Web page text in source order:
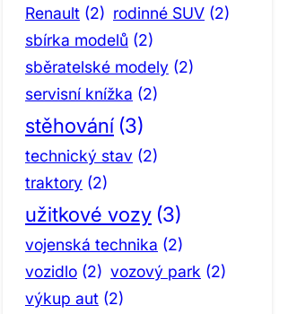
Renault (2) rodinné SUV (2)
sbírka modelů (2)
sběratelské modely (2)
servisní knížka (2)
stěhování (3)
technický stav (2)
traktory (2)
užitkové vozy (3)
vojenská technika (2)
vozidlo (2) vozový park (2)
výkup aut (2)